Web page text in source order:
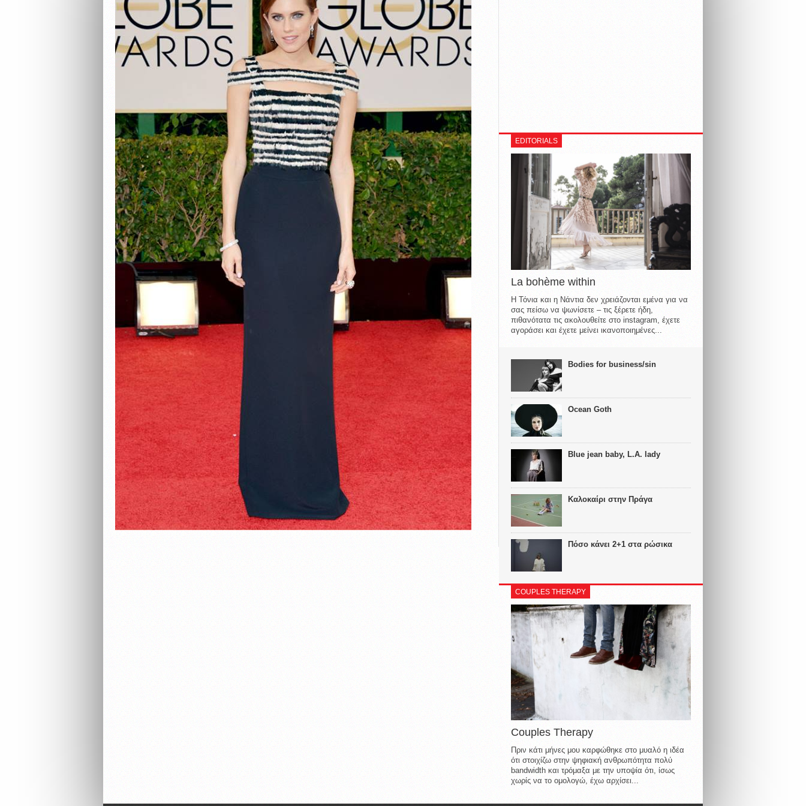
EDITORIALS
La bohème within
Η Τόνια και η Νάντια δεν χρειάζονται εμένα για να
σας πείσω να ψωνίσετε – τις ξέρετε ήδη,
πιθανότατα τις ακολουθείτε στο instagram, έχετε
αγοράσει και έχετε μείνει ικανοποιημένες...
Bodies for business/sin
Ocean Goth
Blue jean baby, L.A. lady
Καλοκαίρι στην Πράγα
Πόσο κάνει 2+1 στα ρώσικα
COUPLES THERAPY
Couples Therapy
Πριν κάτι μήνες μου καρφώθηκε στο μυαλό η ιδέα
ότι στοιχίζω στην ψηφιακή ανθρωπότητα πολύ
bandwidth και τρόμαξα με την υποψία ότι, ίσως
χωρίς να το ομολογώ, έχω αρχίσει...